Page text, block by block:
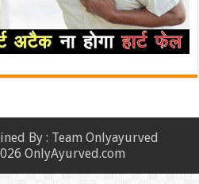
By : Team Onlyayurved
OnlyAyurved.com